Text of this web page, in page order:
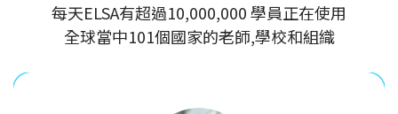
每天ELSA有超過10,000,000 學員正在使用
全球當中101個國家的老師,學校和組織